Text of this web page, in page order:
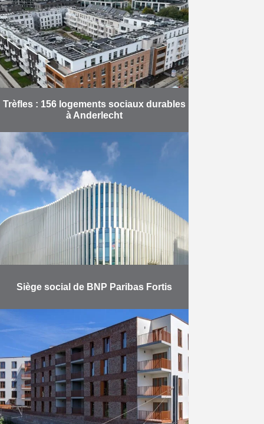
Trèfles : 156 logements sociaux durables
à Anderlecht
Après deux ans de travaux, Valens,
en partenariat avec Louis
De Waele, a finalisé le projet
Trèfles pour le Fonds du Logement
bruxellois. Ce chantier d’envergure
…
En savoir plus
Siège social de BNP Paribas Fortis
Après quatre années d’intenses
travaux, Eiffage Benelux est ravie
de pouvoir annoncer la livraison du
nouveau siège emblématique de
BNP Paribas Fortis. Le nouveau
siège, …
En savoir plus